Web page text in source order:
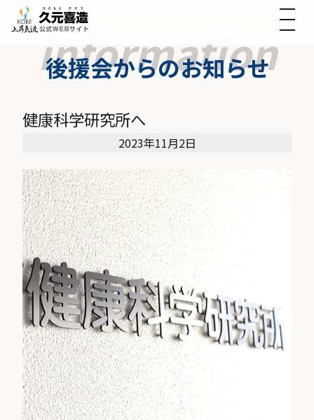
後援会からのお知らせ
健康科学研究所へ
2023年11月2日